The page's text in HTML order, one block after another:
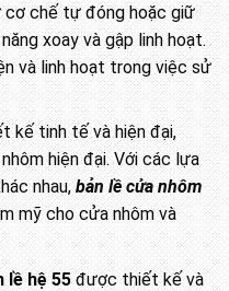
cơ chế tự đóng hoặc giữ
xoay và gập linh hoạt.
và linh hoạt trong việc sử
kế tinh tế và hiện đại,
hiện đại. Với các lựa
nhau, bản lề cửa nhôm
mỹ cho cửa nhôm và
lề hệ 55được thiết kế và